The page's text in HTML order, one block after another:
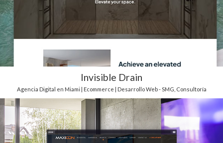
Invisible Drain
Agencia Digital en Miami | Ecommerce | Desarrollo Web - SMG Consultoría